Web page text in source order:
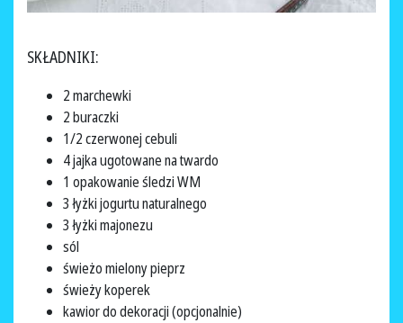
SKŁADNIKI:
2 marchewki
2 buraczki
1/2 czerwonej cebuli
4 jajka ugotowane na twardo
1 opakowanie śledzi WM
3 łyżki jogurtu naturalnego
3 łyżki majonezu
sól
świeżo mielony pieprz
świeży koperek
kawior do dekoracji (opcjonalnie)